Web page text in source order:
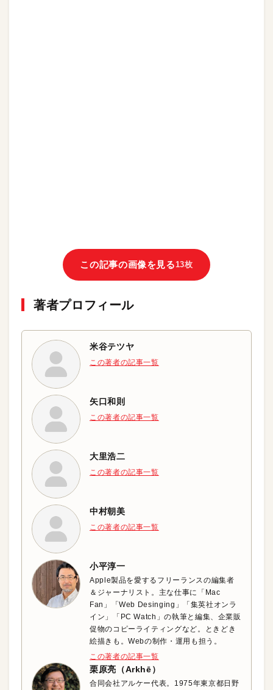
この記事の画像を見る 13枚
著者プロフィール
米谷テツヤ
この著者の記事一覧
矢口和則
この著者の記事一覧
大里浩二
この著者の記事一覧
中村朝美
この著者の記事一覧
小平淳一
Apple製品を愛するフリーランスの編集者
＆ジャーナリスト。主な仕事に「Mac
Fan」「Web Desinging」「集英社オンラ
イン」「PC Watch」の執筆と編集、企業販
促物のコピーライティングなど。ときどき
絵描きも。Webの制作・運用も担う。
この著者の記事一覧
栗原亮（Arkhē）
合同会社アルケー代表。1975年東京都日野